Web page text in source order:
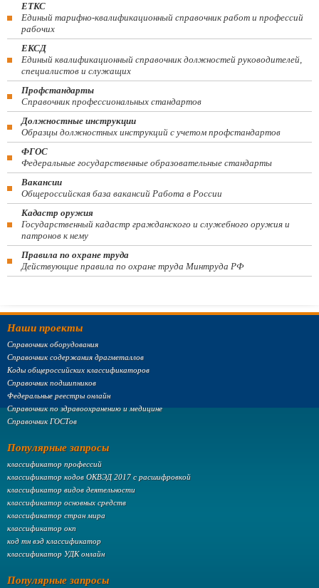
ЕТКС
Единый тарифно-квалификационный справочник работ и профессий
рабочих
ЕКСД
Единый квалификационный справочник должностей руководителей,
специалистов и служащих
Профстандарты
Справочник профессиональных стандартов
Должностные инструкции
Образцы должностных инструкций с учетом профстандартов
ФГОС
Федеральные государственные образовательные стандарты
Вакансии
Общероссийская база вакансий Работа в России
Кадастр оружия
Государственный кадастр гражданского и служебного оружия и
патронов к нему
Правила по охране труда
Действующие правила по охране труда Минтруда РФ
Наши проекты
Справочник оборудования
Справочник содержания драгметаллов
Коды общероссийских классификаторов
Справочник подшипников
Федеральные реестры онлайн
Справочник по здравоохранению и медицине
Справочник ГОСТов
Популярные запросы
классификатор профессий
классификатор кодов ОКВЭД 2017 с расшифровкой
классификатор видов деятельности
классификатор основных средств
классификатор стран мира
классификатор окп
код тн вэд классификатор
классификатор УДК онлайн
Популярные запросы